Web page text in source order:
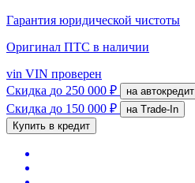
Гарантия юридической чистоты
Оригинал ПТС в наличии
vin VIN проверен
Скидка до 250 000 ₽ на автокредит
Скидка до 150 000 ₽
на Trade-In
Купить в кредит